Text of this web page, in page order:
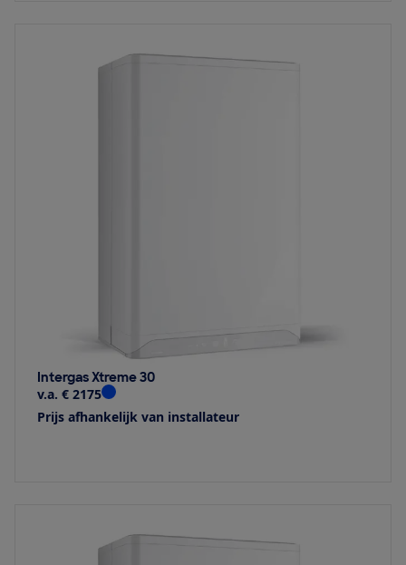
Intergas Xtreme 30
v.a. € 2175
Prijs afhankelijk van installateur